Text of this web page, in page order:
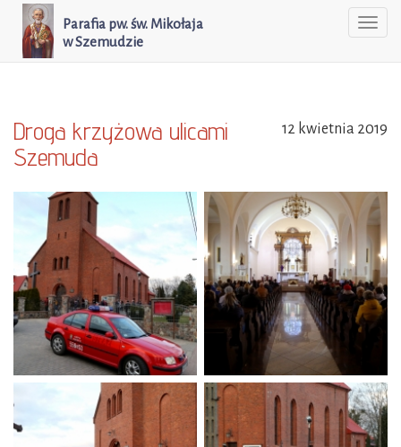
Parafia pw. św. Mikołaja
w Szemudzie
12 kwietnia 2019
Droga krzyżowa ulicami
Szemuda